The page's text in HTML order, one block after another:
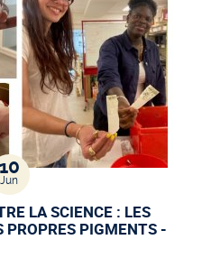
10
Jun
LA SCIENCE : LES
PROPRES PIGMENTS -